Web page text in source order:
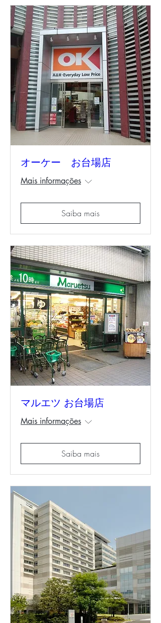
オーケー お台場店
Mais informações
Saiba mais
マルエツ お台場店
Mais informações
Saiba mais